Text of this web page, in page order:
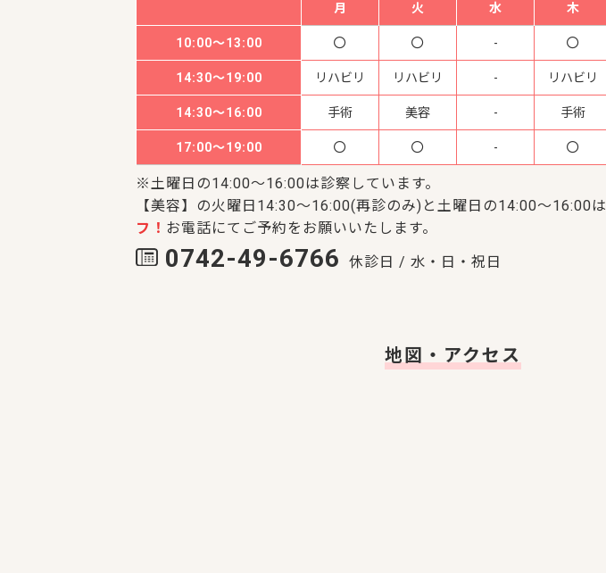
月 火 水 木
10:00～13:00 -
14:30～19:00 リハビリ リハビリ - リハビリ
14:30～16:00 手術 美容 - 手術
17:00～19:00 -
※土曜日の14:00～16:00は診察しています。
【美容】の火曜日14:30～16:00(再診のみ)と土曜日の14:00～16:00は
フ！ お電話にてご予約をお願いいたします。
0742-49-6766 休診日 / 水・日・祝日
地図・アクセス